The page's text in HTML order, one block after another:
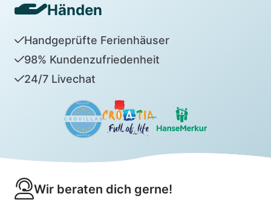
Händen
Handgeprüfte Ferienhäuser
98% Kundenzufriedenheit
24/7 Livechat
Wir beraten dich gerne!